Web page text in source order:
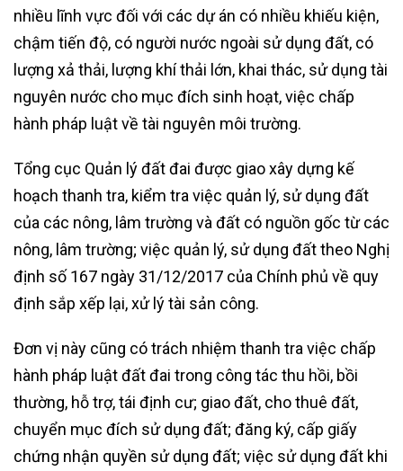
nhiều lĩnh vực đối với các dự án có nhiều khiếu kiện,
chậm tiến độ, có người nước ngoài sử dụng đất, có
lượng xả thải, lượng khí thải lớn, khai thác, sử dụng tài
nguyên nước cho mục đích sinh hoạt, việc chấp
hành pháp luật về tài nguyên môi trường.
Tổng cục Quản lý đất đai được giao xây dựng kế
hoạch thanh tra, kiểm tra việc quản lý, sử dụng đất
của các nông, lâm trường và đất có nguồn gốc từ các
nông, lâm trường; việc quản lý, sử dụng đất theo Nghị
định số 167 ngày 31/12/2017 của Chính phủ về quy
định sắp xếp lại, xử lý tài sản công.
Đơn vị này cũng có trách nhiệm thanh tra việc chấp
hành pháp luật đất đai trong công tác thu hồi, bồi
thường, hỗ trợ, tái định cư; giao đất, cho thuê đất,
chuyển mục đích sử dụng đất; đăng ký, cấp giấy
chứng nhận quyền sử dụng đất; việc sử dụng đất khi